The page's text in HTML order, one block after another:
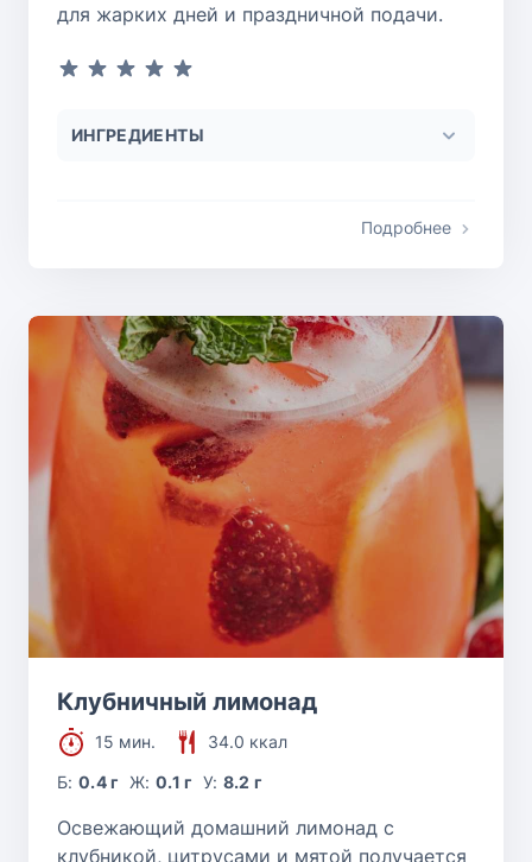
для жарких дней и праздничной подачи.
ИНГРЕДИЕНТЫ
Подробнее
Клубничный лимонад
15 мин.
34.0 ккал
Б:0.4 г Ж: 0.1 г У: 8.2 г
Освежающий домашний лимонад с
клубникой, цитрусами и мятой получается